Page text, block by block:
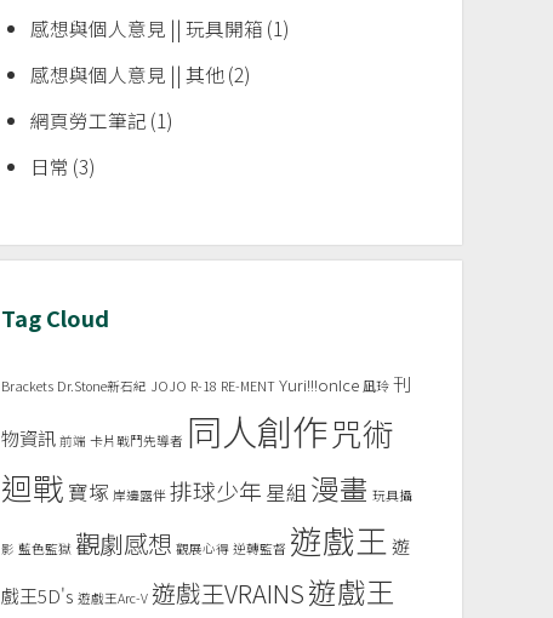
感想與個人意見 || 玩具開箱 (1)
感想與個人意見 || 其他(2)
網頁勞工筆記(1)
日常 (3)
Tag Cloud
Brackets Dr.Stone新石紀 JOJO R-18 RE-MENT Yuri!!!onIce 凪玲 刊
物資訊 前端 卡片戰鬥先導者 同人創作咒術
迴戰 寶塚 岸邊露伴 排球少年 星組 漫畫 玩具攝
影 藍色監獄 觀劇感想 觀展心得 逆轉監督 遊戲王 遊
戲王5D's 遊戲王Arc-V 遊戲王VRAINS遊戲王